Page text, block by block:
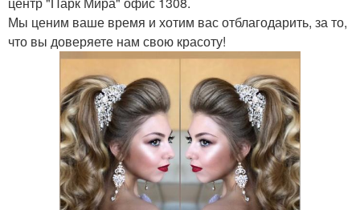
Мы ценим ваше время и хотим вас отблагодарить, за то,
что вы доверяете нам свою красоту!